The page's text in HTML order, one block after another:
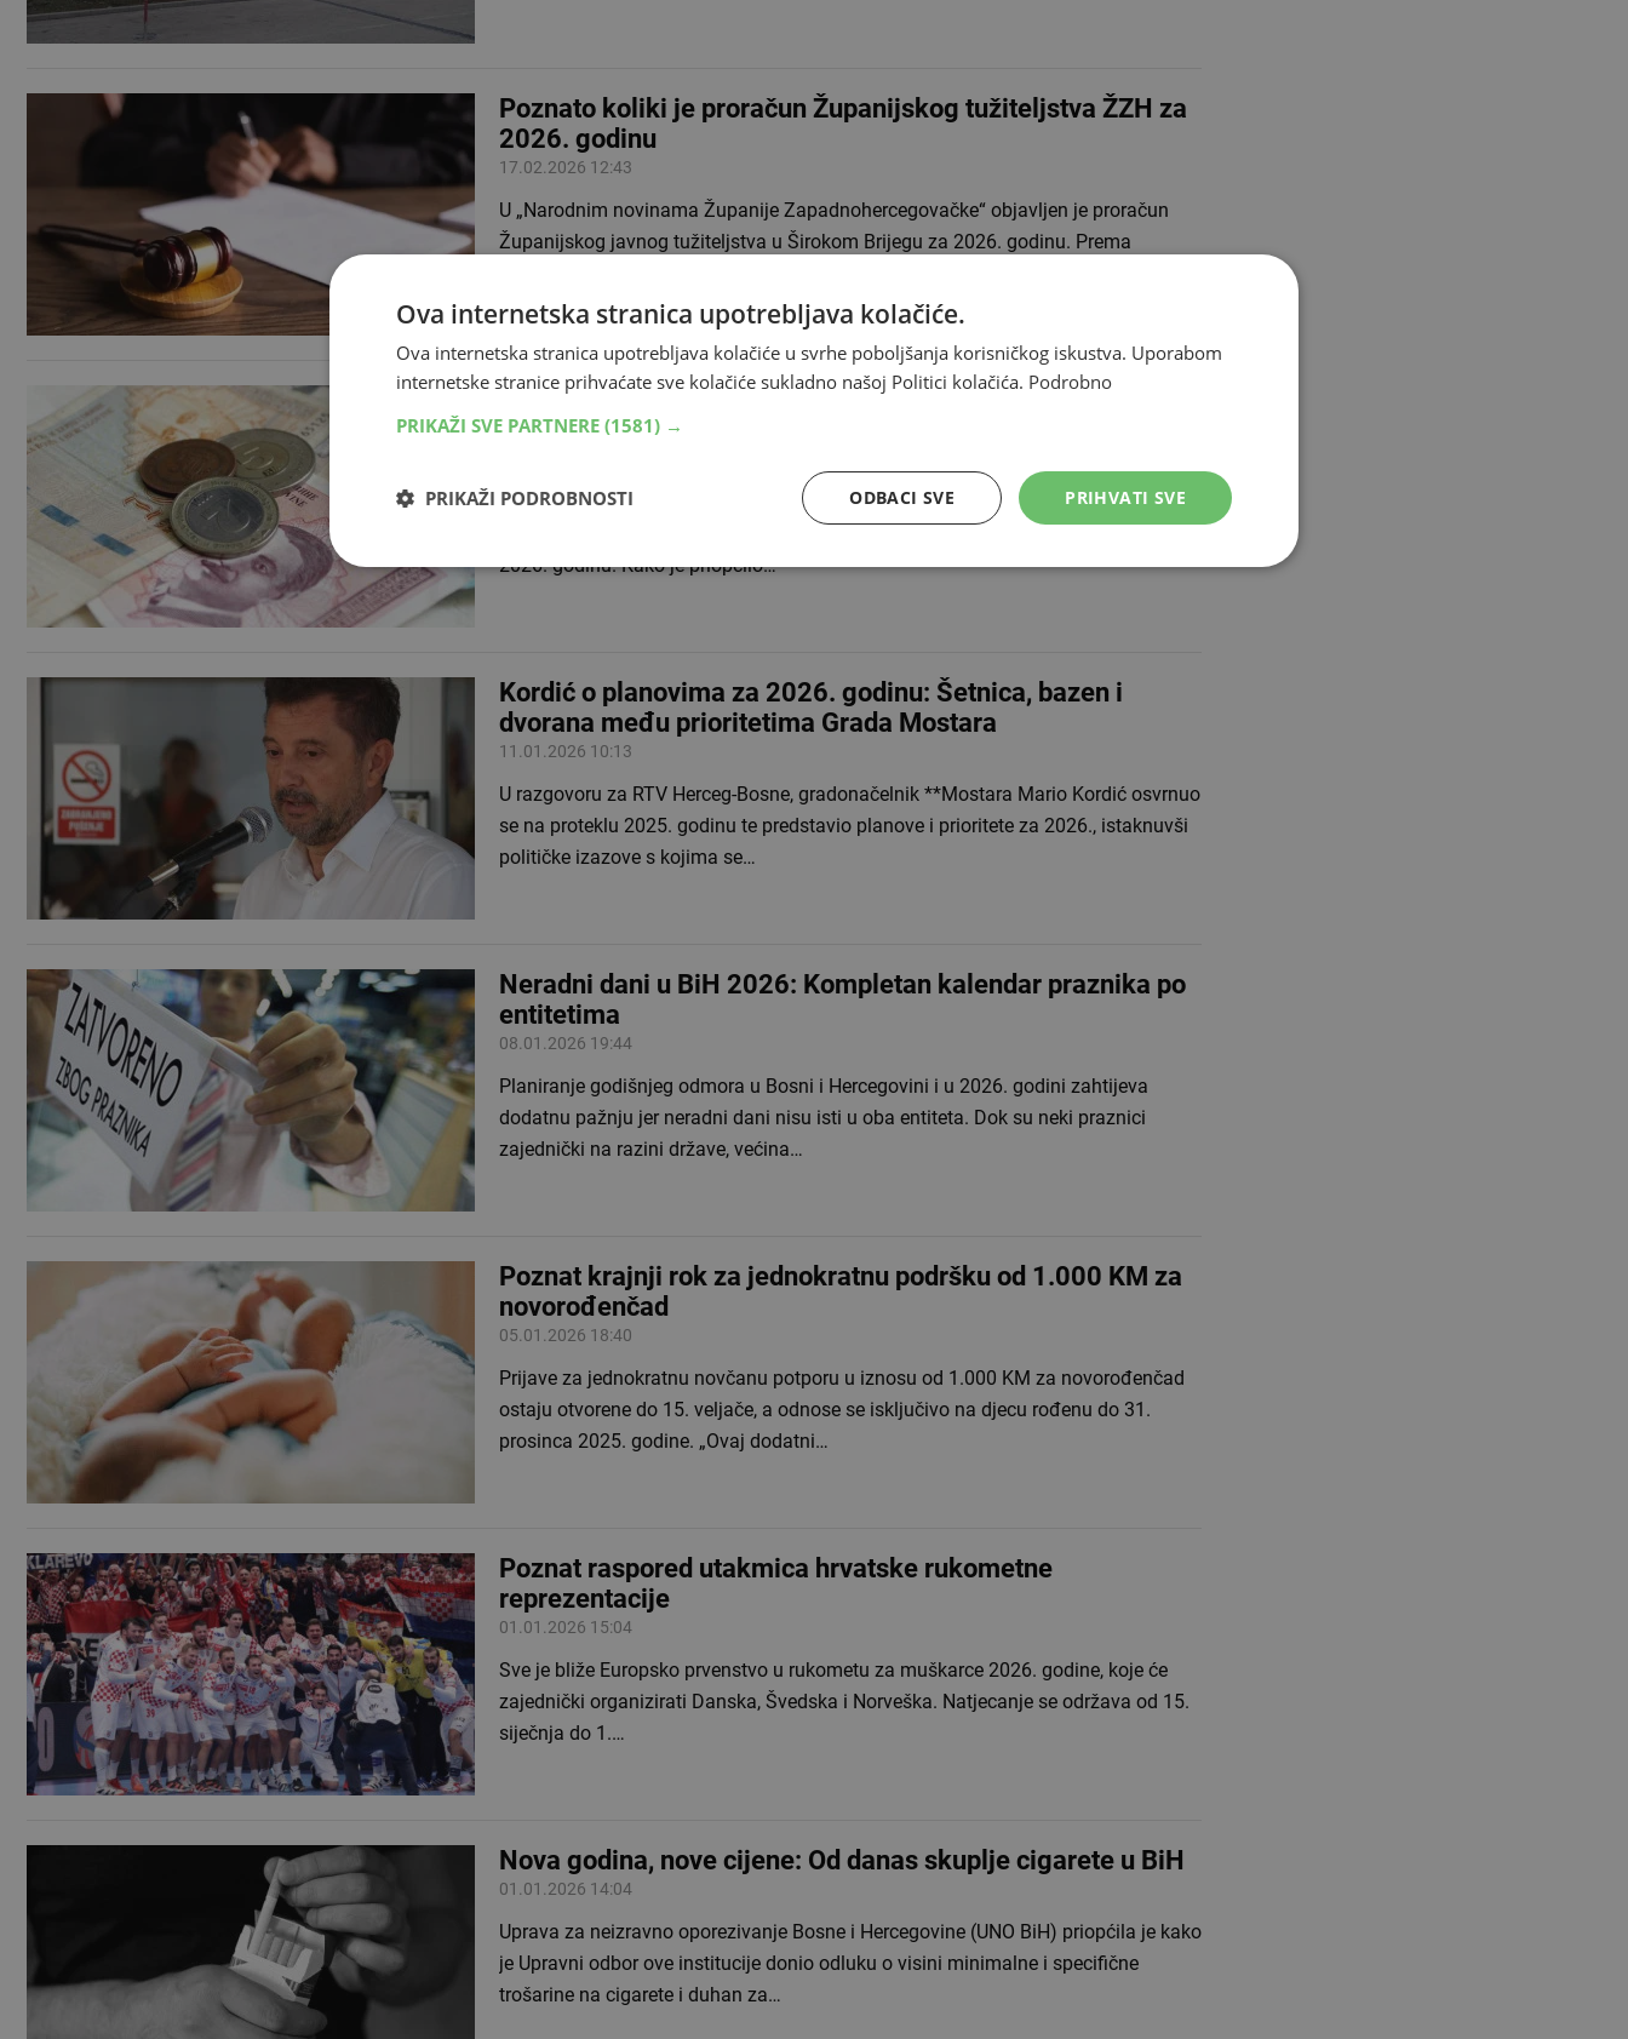
Poznato koliki je proračun Županijskog tužiteljstva ŽZH za
2026. godinu
17.02.2026 12:43
U „Narodnim novinama Županije Zapadnohercegovačke“ objavljen je proračun
Županijskog javnog tužiteljstva u Širokom Brijegu za 2026. godinu. Prema
Objavljen natječaj za financijsku potporu udrugama osoba s
invaliditetom, javnih kuhinja i sigurnih kuća
Objavljen je javni natječaj za financijsku potporu projektima udruga osoba s
2026. godinu. Kako je priopćilo…
Kordić o planovima za 2026. godinu: Šetnica, bazen i
dvorana među prioritetima Grada Mostara
11.01.2026 10:13
U razgovoru za RTV Herceg-Bosne, gradonačelnik **Mostara Mario Kordić osvrnuo
se na proteklu 2025. godinu te predstavio planove i prioritete za 2026., istaknuvši
političke izazove s kojima se…
Neradni dani u BiH 2026: Kompletan kalendar praznika po
entitetima
08.01.2026 19:44
Planiranje godišnjeg odmora u Bosni i Hercegovini i u 2026. godini zahtijeva
dodatnu pažnju jer neradni dani nisu isti u oba entiteta. Dok su neki praznici
zajednički na razini države, većina…
Poznat krajnji rok za jednokratnu podršku od 1.000 KM za
novorođenčad
05.01.2026 18:40
Prijave za jednokratnu novčanu potporu u iznosu od 1.000 KM za novorođenčad
ostaju otvorene do 15. veljače, a odnose se isključivo na djecu rođenu do 31.
prosinca 2025. godine. „Ovaj dodatni…
Poznat raspored utakmica hrvatske rukometne
reprezentacije
01.01.2026 15:04
Sve je bliže Europsko prvenstvo u rukometu za muškarce 2026. godine, koje će
zajednički organizirati Danska, Švedska i Norveška. Natjecanje se održava od 15.
siječnja do 1.…
Nova godina, nove cijene: Od danas skuplje cigarete u BiH
01.01.2026 14:04
Uprava za neizravno oporezivanje Bosne i Hercegovine (UNO BiH) priopćila je kako
je Upravni odbor ove institucije donio odluku o visini minimalne i specifične
trošarine na cigarete i duhan za…
Ova internetska stranica upotrebljava kolačiće.
Ova internetska stranica upotrebljava kolačiće u svrhe poboljšanja korisničkog iskustva. Uporabom
internetske stranice prihvaćate sve kolačiće sukladno našoj Politici kolačića. Podrobno
PRIKAŽI SVE PARTNERE (1581) →
PRIHVATI SVE
ODBACI SVE
PRIKAŽI PODROBNOSTI